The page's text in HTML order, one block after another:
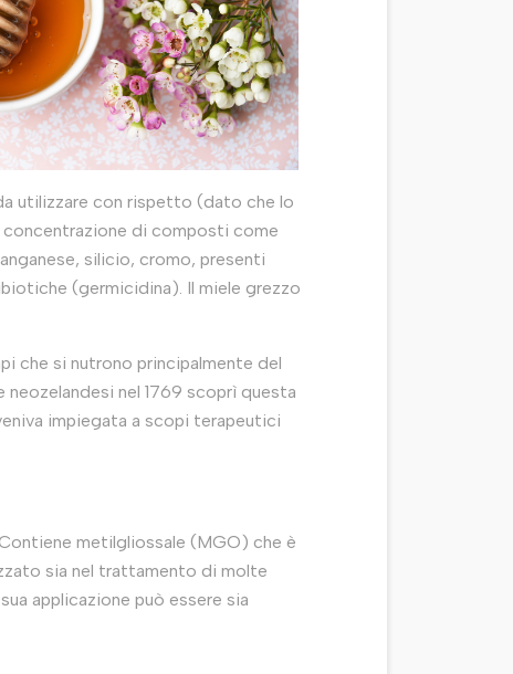
utilizzare con rispetto (dato che lo
concentrazione di composti come
silicio, cromo, presenti
(germicidina). Il miele grezzo
che si nutrono principalmente del
nel 1769 scoprì questa
impiegata a scopi terapeutici
metilgliossale (MGO) che è
sia nel trattamento di molte
applicazione può essere sia